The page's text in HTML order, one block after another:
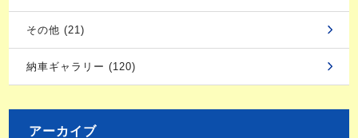
その他 (21)
納車ギャラリー (120)
アーカイブ